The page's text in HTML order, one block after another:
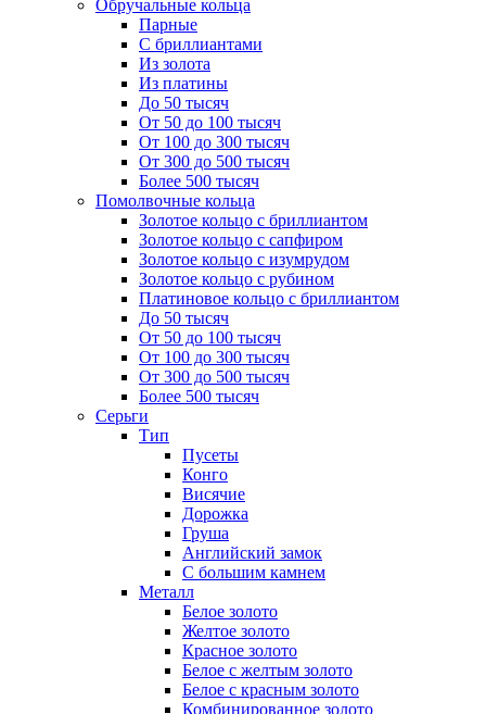
Обручальные кольца
Парные
С бриллиантами
Из золота
Из платины
До 50 тысяч
От 50 до 100 тысяч
От 100 до 300 тысяч
От 300 до 500 тысяч
Более 500 тысяч
Помолвочные кольца
Золотое кольцо с бриллиантом
Золотое кольцо с сапфиром
Золотое кольцо с изумрудом
Золотое кольцо с рубином
Платиновое кольцо с бриллиантом
До 50 тысяч
От 50 до 100 тысяч
От 100 до 300 тысяч
От 300 до 500 тысяч
Более 500 тысяч
Серьги
Тип
Пусеты
Конго
Висячие
Дорожка
Груша
Английский замок
С большим камнем
Металл
Белое золото
Желтое золото
Красное золото
Белое с желтым золото
Белое с красным золото
Комбинированное золото